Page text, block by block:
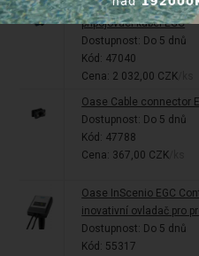
Oase Connection Cable
připojovací kabel EGC
Dostupnost: Do 5 dnů
Kód: 47040
Cena: 2 032,00 CZK
Oase Cable connector
Dostupnost: Do 5 dnů
Kód: 47788
Cena: 367,00 CZK
Oase InScenio EGC
inovativní ovladač pro
Dostupnost: Do 5 dnů
Kód: 55317